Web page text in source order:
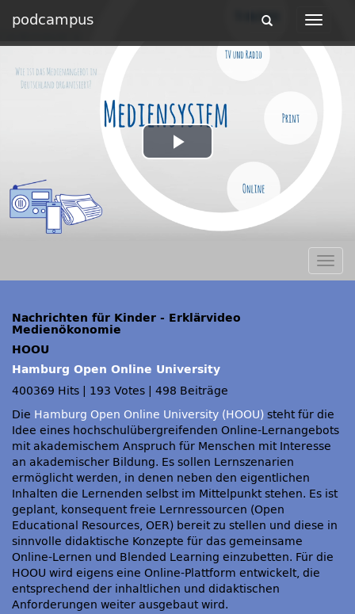
podcampus
Toggle
Toggle
Play
Video
Nachrichten für Kinder - Erklärvideo
Medienökonomie
HOOU
Hamburg Open Online University
400369 Hits
193 Votes
498 Beiträge
Die Hamburg Open Online University (HOOU) steht für die
Idee eines hochschulübergreifenden Online-Lernangebots
mit akademischem Anspruch für Menschen mit Interesse
an akademischer Bildung. Es sollen Lernszenarien
ermöglicht werden, in denen neben den eigentlichen
Inhalten die Lernenden selbst im Mittelpunkt stehen. Es ist
geplant, konsequent freie Lernressourcen (Open
Educational Resources, OER) bereit zu stellen und diese in
sinnvolle didaktische Konzepte für das gemeinsame
Online-Lernen und Blended Learning einzubetten. Für die
HOOU wird eigens eine Online-Plattform entwickelt, die
entsprechend der inhaltlichen und didaktischen
Anforderungen weiter ausgebaut wird.